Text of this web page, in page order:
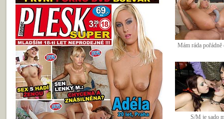
Mám ráda
S/M je sado